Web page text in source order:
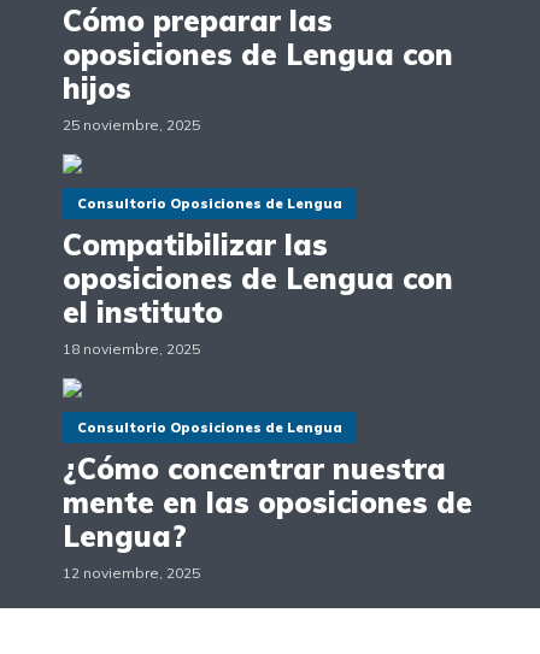
Cómo preparar las
oposiciones de Lengua con
hijos
25 noviembre, 2025
Consultorio Oposiciones de Lengua
Compatibilizar las
oposiciones de Lengua con
el instituto
18 noviembre, 2025
Consultorio Oposiciones de Lengua
¿Cómo concentrar nuestra
mente en las oposiciones de
Lengua?
12 noviembre, 2025